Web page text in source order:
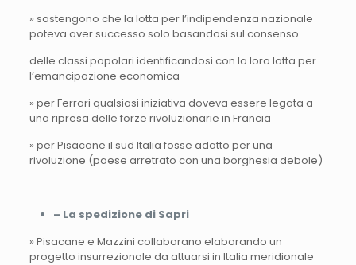
» sostengono che la lotta per l’indipendenza nazionale
poteva aver successo solo basandosi sul consenso
delle classi popolari identificandosi con la loro lotta per
l’emancipazione economica
» per Ferrari qualsiasi iniziativa doveva essere legata a
una ripresa delle forze rivoluzionarie in Francia
» per Pisacane il sud Italia fosse adatto per una
rivoluzione (paese arretrato con una borghesia debole)
– La spedizione di Sapri
» Pisacane e Mazzini collaborano elaborando un
progetto insurrezionale da attuarsi in Italia meridionale